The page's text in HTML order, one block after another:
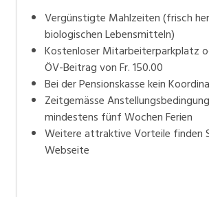
Vergünstigte Mahlzeiten (frisch
biologischen Lebensmitteln)
Kostenloser Mitarbeiterparkplatz
ÖV-Beitrag von Fr. 150.00
Bei der Pensionskasse kein
Zeitgemässe
mindestens fünf Wochen Ferien
Weitere attraktive Vorteile finden
Webseite